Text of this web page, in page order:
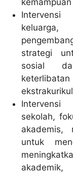
Intervensi
strategi
sosial
Intervensi
sekolah,
akademis,
untuk